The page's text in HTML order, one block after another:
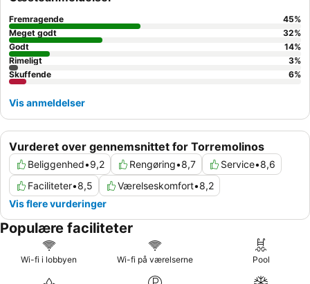
med friske, varierede valgmuligheder. For en mere rolig
oplevelse foretrækker gæsterne måske værelser med udsigt til
haven.
Vurderet over gennemsnittet for Torremolinos
Beliggenhed•9,2 Rengøring•8,7 Service•8,6
Faciliteter•8,5 Værelseskomfort•8,2
Vis flere vurderinger
Fremragende 45%
Meget godt
32%
Godt
14%
Rimeligt
3%
Skuffende
6%
Vis anmeldelser
Populære faciliteter
Wi-fi i lobbyen Wi-fi på værelserne Pool